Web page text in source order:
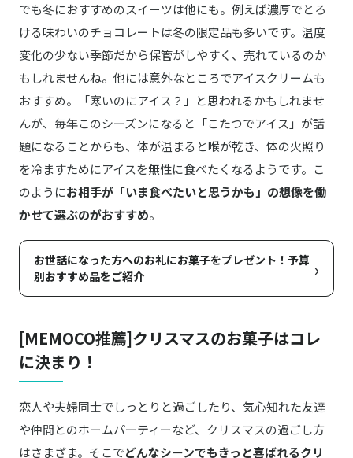
でも冬におすすめのスイーツは他にも。例えば濃厚でとろ
ける味わいのチョコレートは冬の限定品も多いです。温度
変化の少ない季節だから保管がしやすく、売れているのか
もしれませんね。他には意外なところでアイスクリームも
おすすめ。「寒いのにアイス？」と思われるかもしれませ
んが、毎年このシーズンになると「こたつでアイス」が話
題になることからも、体が温まると喉が乾き、体の火照り
を冷ますためにアイスを無性に食べたくなるようです。こ
のようにお相手が「いま食べたいと思うかも」の想像を働
かせて選ぶのがおすすめ。
お世話になった方へのお礼にお菓子をプレゼント！予算
別おすすめ品をご紹介
›
[MEMOCO推薦]クリスマスのお菓子はコレ
に決まり！
恋人や夫婦同士でしっとりと過ごしたり、気心知れた友達
や仲間とのホームパーティーなど、クリスマスの過ごし方
はさまざま。そこでどんなシーンでもきっと喜ばれるクリ